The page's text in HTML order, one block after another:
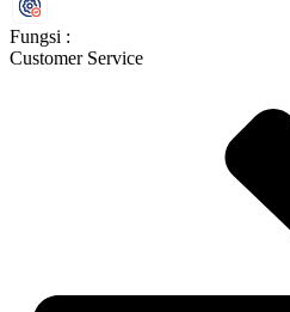
Fungsi :
Customer Service